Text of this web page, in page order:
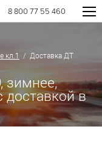
8 800 77 55 460
кл.1
/ Доставка ДТ
зимнее,
доставкой в